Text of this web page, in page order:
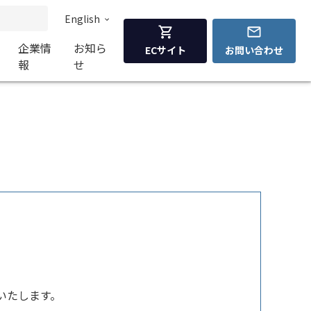
English
企業情
報
お知ら
せ
ECサイト お問い合わせ
します。